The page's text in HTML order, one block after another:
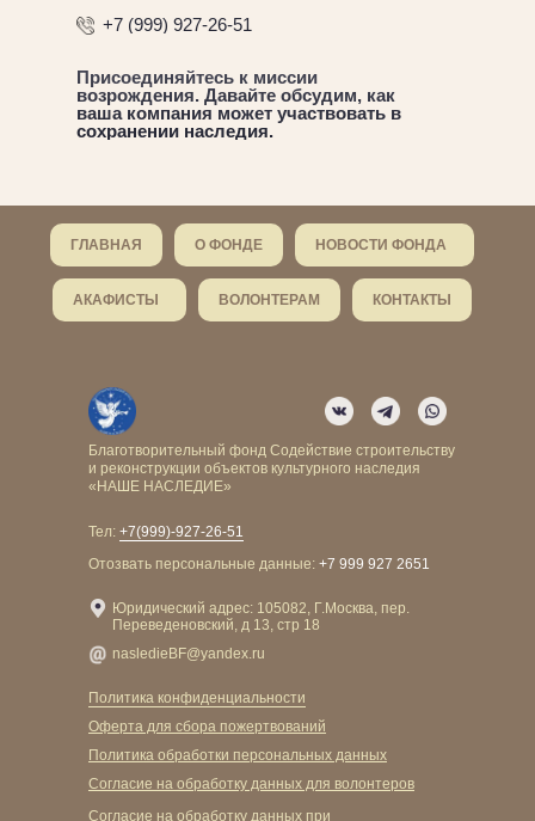
+7 (999) 927-26-51
Присоединяйтесь к миссии
возрождения. Давайте обсудим, как
ваша компания может участвовать в
сохранении наследия.
ГЛАВНАЯ О ФОНДЕ НОВОСТИ ФОНДА
АКАФИСТЫ ВОЛОНТЕРАМ КОНТАКТЫ
Юридический адрес: 105082, Г.Москва, пер.
Переведеновский, д 13, стр 18
Благотворительный фонд Содействие строительству
и реконструкции объектов культурного наследия
«НАШЕ НАСЛЕДИЕ»
nasledieBF@yandex.ru
Оферта для сбора пожертвований
Политика обработки персональных данных
Cогласие на обработку данных для волонтеров
Cогласие на обработку данных при
Политика конфиденциальности
Отозвать персональные данные: +7 999 927 2651
Тел: +7(999)-927-26-51